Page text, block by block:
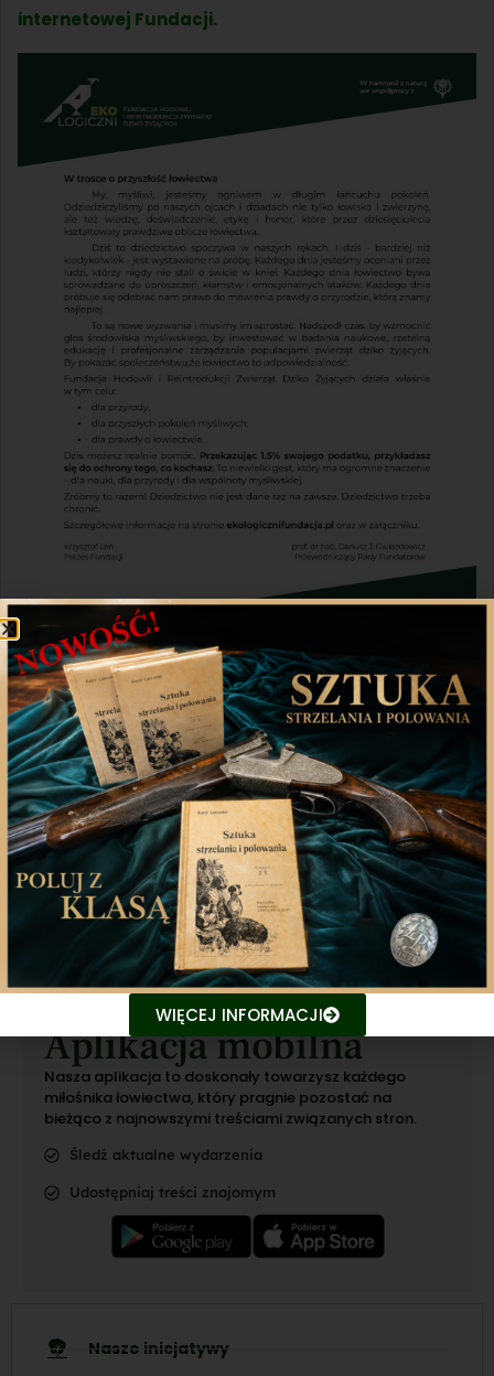
internetowej Fundacji.
Udostępnij Twitter WhatsApp
Poprzedni artykuł Następny artykuł
Aplikacja mobilna
Nasza aplikacja to doskonały towarzysz każdego
miłośnika łowiectwa, który pragnie pozostać na
bieżąco z najnowszymi treściami związanych stron.
Śledź aktualne wydarzenia
Udostępniaj treści znajomym
Nasze inicjatywy
WIĘCEJ INFORMACJI